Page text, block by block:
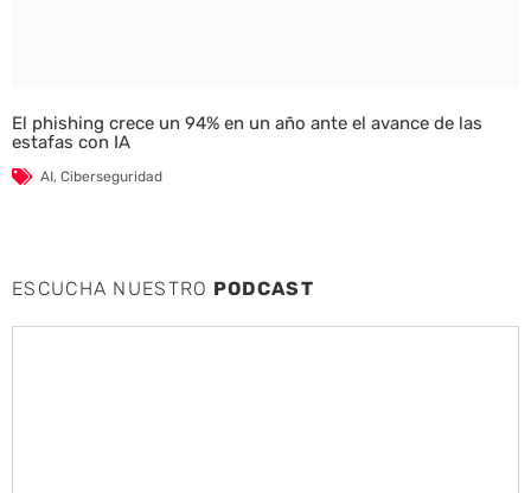
El phishing crece un 94% en un año ante el avance de las
estafas con IA
AI, Ciberseguridad
ESCUCHA NUESTRO PODCAST